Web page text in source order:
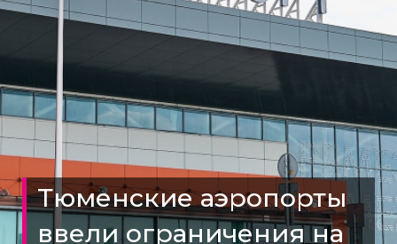
Тюменские аэропорты
ввели ограничения на